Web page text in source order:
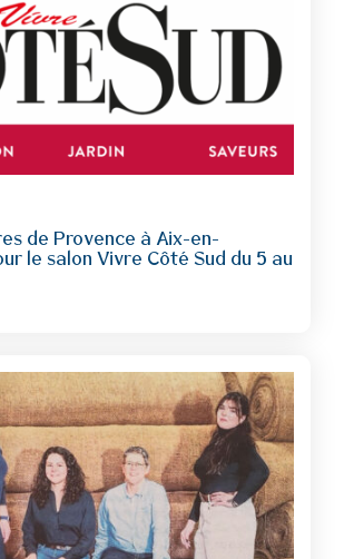
de Provence à Aix-en-
le salon Vivre Côté Sud du 5 au